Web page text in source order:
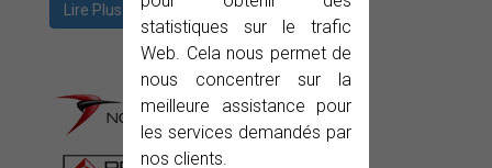
statistiques sur le trafic
Web. Cela nous permet de
nous concentrer sur la
meilleure assistance pour
les services demandés par
nos clients.
Lire Plus